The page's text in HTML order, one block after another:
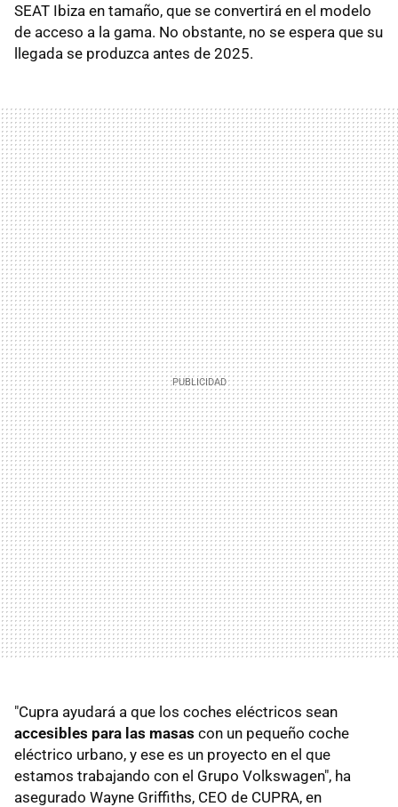
SEAT Ibiza en tamaño, que se convertirá en el modelo
de acceso a la gama. No obstante, no se espera que su
llegada se produzca antes de 2025.
"Cupra ayudará a que los coches eléctricos sean
accesibles para las masas con un pequeño coche
eléctrico urbano, y ese es un proyecto en el que
estamos trabajando con el Grupo Volkswagen", ha
asegurado Wayne Griffiths, CEO de CUPRA, en